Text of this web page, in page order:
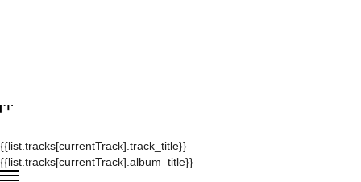
{{list.tracks[currentTrack].track_title}}
{{list.tracks[currentTrack].album_title}}